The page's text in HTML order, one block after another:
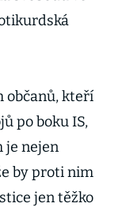
občanů, kteří
po boku IS,
je nejen
by proti nim
jen těžko